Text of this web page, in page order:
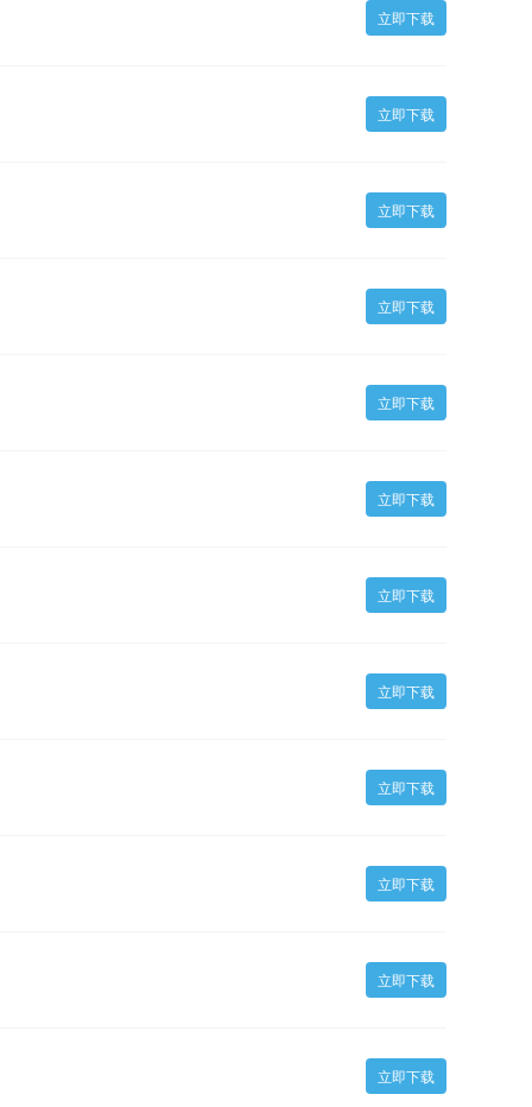
立即下载
立即下载
立即下载
立即下载
立即下载
立即下载
立即下载
立即下载
立即下载
立即下载
立即下载
立即下载